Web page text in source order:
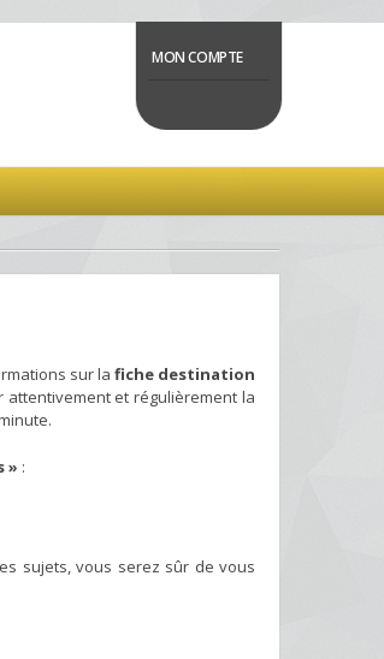
MON COMPTE
sur la fiche destination
attentivement et régulièrement la
» :
sujets, vous serez sûr de vous